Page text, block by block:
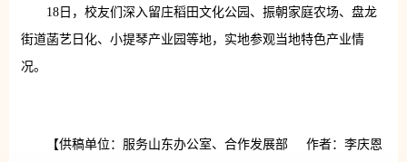
18日，校友们深入留庄稻田文化公园、振朝家庭农场、盘龙
街道菡艺日化、小提琴产业园等地，实地参观当地特色产业情
况。
【供稿单位：服务山东办公室、合作发展部 作者：李庆恩